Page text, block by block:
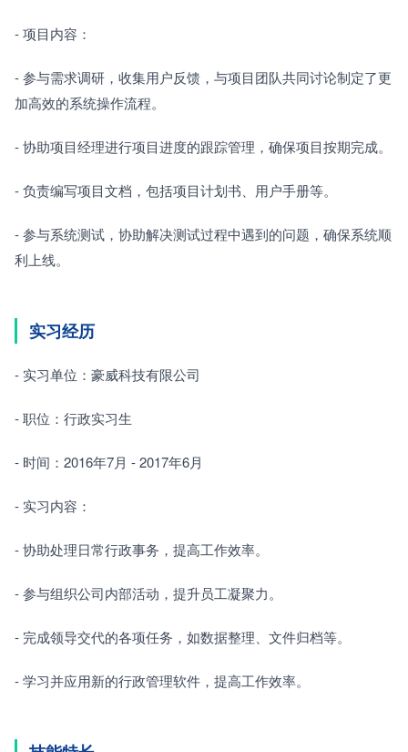
- 项目内容：
- 参与需求调研，收集用户反馈，与项目团队共同讨论制定了更
加高效的系统操作流程。
- 协助项目经理进行项目进度的跟踪管理，确保项目按期完成。
- 负责编写项目文档，包括项目计划书、用户手册等。
- 参与系统测试，协助解决测试过程中遇到的问题，确保系统顺
利上线。
实习经历
- 实习单位：豪威科技有限公司
- 职位：行政实习生
- 时间：2016年7月 - 2017年6月
- 实习内容：
- 协助处理日常行政事务，提高工作效率。
- 参与组织公司内部活动，提升员工凝聚力。
- 完成领导交代的各项任务，如数据整理、文件归档等。
- 学习并应用新的行政管理软件，提高工作效率。